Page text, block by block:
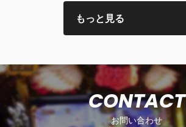
もっと見る
お問い合わせ
CONTACT